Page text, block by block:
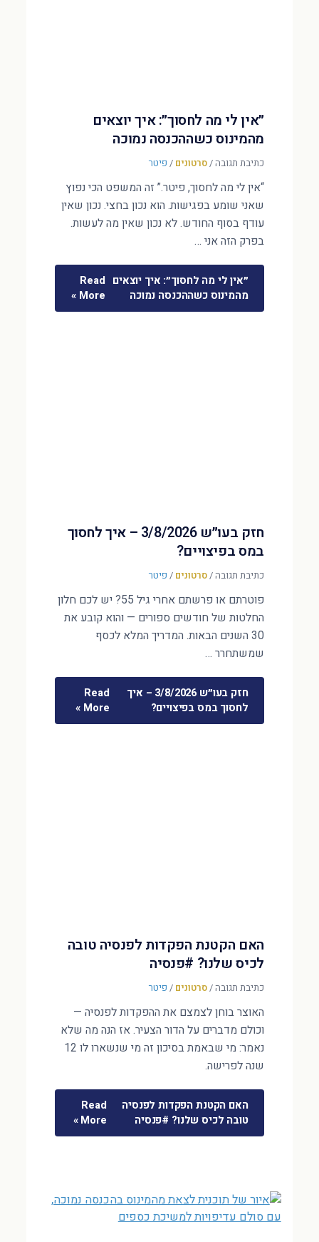
״אין לי מה לחסוך״: איך יוצאים
מהמינוס כשההכנסה נמוכה
כתיבת תגובה/סרטונים / פיטר
“אין לי מה לחסוך, פיטר.” זה המשפט הכי נפוץ
שאני שומע בפגישות. הוא נכון בחצי. נכון שאין
עודף בסוף החודש. לא נכון שאין מה לעשות.
בפרק הזה אני …
״אין לי מה לחסוך״: איך יוצאים
מהמינוס כשההכנסה נמוכה
Read
More »
חזק בעו״ש 3/8/2026 – איך לחסוך
במס בפיצויים?
כתיבת תגובה/סרטונים / פיטר
פוטרתם או פרשתם אחרי גיל 55? יש לכם חלון
החלטות של חודשים ספורים — והוא קובע את
30 השנים הבאות. המדריך המלא לכסף
שמשתחרר …
חזק בעו״ש 3/8/2026 – איך
לחסוך במס בפיצויים?
Read
More »
האם הקטנת הפקדות לפנסיה טובה
לכיס שלנו? #פנסיה
כתיבת תגובה/סרטונים / פיטר
האוצר בוחן לצמצם את ההפקדות לפנסיה —
וכולם מדברים על הדור הצעיר. אז הנה מה שלא
נאמר: מי שבאמת בסיכון זה מי שנשארו לו 12
שנה לפרישה.
האם הקטנת הפקדות לפנסיה
טובה לכיס שלנו? #פנסיה
Read
More »